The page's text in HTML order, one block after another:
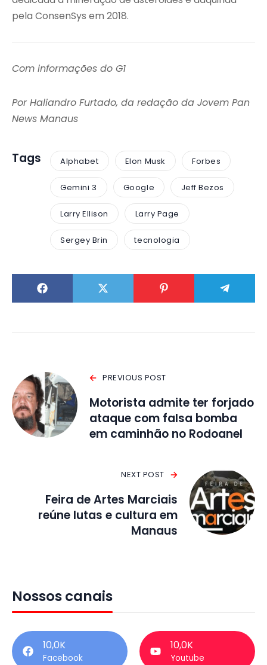
pela ConsenSys em 2018.
Com informações do G1
Por Haliandro Furtado, da redação da Jovem Pan
News Manaus
Tags Alphabet Elon Musk Forbes
Gemini 3 Google Jeff Bezos
Larry Ellison Larry Page
Sergey Brin tecnologia
PREVIOUS POST
Motorista admite ter forjado
ataque com falsa bomba
em caminhão no Rodoanel
NEXT POST
Feira de Artes Marciais
reúne lutas e cultura em
Manaus
Nossos canais
10,0K
Facebook
10,0K
Youtube